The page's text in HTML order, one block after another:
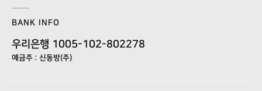
BANK INFO
우리은행 1005-102-802278
예금주 : 신동방(주)